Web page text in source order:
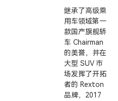
继承了高级乘
用车领域第一
款国产旗舰轿
车 Chairman
的美誉，并在
大型 SUV 市
场发挥了开拓
者的 Rexton
品牌，2017